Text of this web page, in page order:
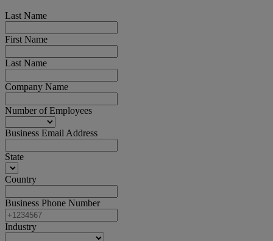
Last Name
First Name
Last Name
Company Name
Number of Employees
Business Email Address
State
Country
Business Phone Number
Industry